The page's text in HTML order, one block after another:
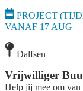
PROJECT
VANAF 17 AUG
Dalfsen
Vrijwilliger
Help jij mee om van